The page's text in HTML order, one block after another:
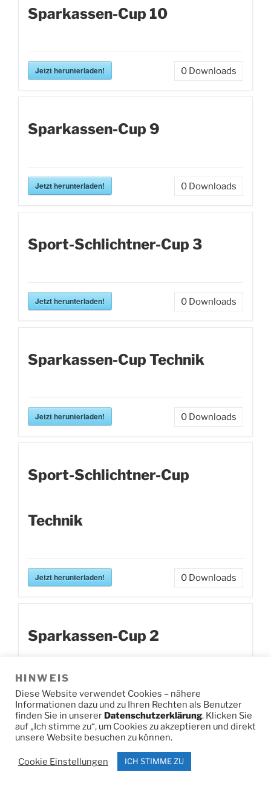
Sparkassen-Cup 10
Jetzt herunterladen! 0 Downloads
Sparkassen-Cup 9
Jetzt herunterladen! 0 Downloads
Sport-Schlichtner-Cup 3
Jetzt herunterladen! 0 Downloads
Sparkassen-Cup Technik
Jetzt herunterladen! 0 Downloads
Sport-Schlichtner-Cup
Technik
Jetzt herunterladen! 0 Downloads
Sparkassen-Cup 2
Jetzt herunterladen! 0Downloads
Kreismeisterschaften Ski
HINWEIS
Diese Website verwendet Cookies – nähere
Informationen dazu und zu Ihren Rechten als Benutzer
finden Sie in unsererDatenschutzerklärung. Klicken Sie
auf „Ich stimme zu“, um Cookies zu akzeptieren und direkt
unsere Website besuchen zu können.
Cookie Einstellungen ICH STIMME ZU